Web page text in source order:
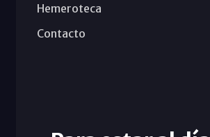
Hemeroteca
Contacto